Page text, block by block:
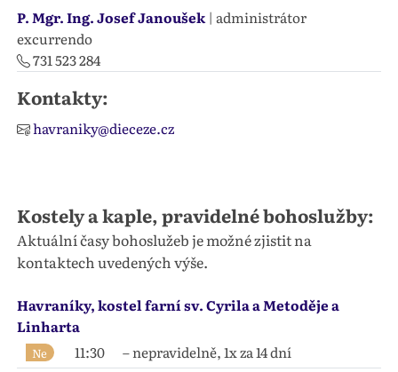
P. Mgr. Ing. Josef Janoušek | administrátor
excurrendo
731 523 284
Kontakty:
havraniky@dieceze.cz
Kostely a kaple, pravidelné bohoslužby:
Aktuální časy bohoslužeb je možné zjistit na
kontaktech uvedených výše.
Havraníky, kostel farní sv. Cyrila a Metoděje a
Linharta
Ne 11:30 – nepravidelně, 1x za 14 dní